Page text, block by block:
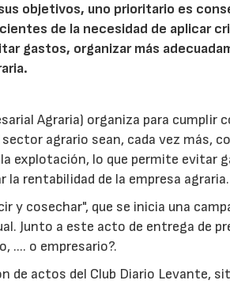
objetivos, uno prioritario es
de la necesidad de aplicar
gastos, organizar más
Agraria) organiza para cumplir
agrario sean, cada vez más,
explotación, lo que permite evitar
rentabilidad de la empresa agraria.
y cosechar", que se inicia una
Junto a este acto de entrega de
.... o empresario?.
de actos del Club Diario Levante,